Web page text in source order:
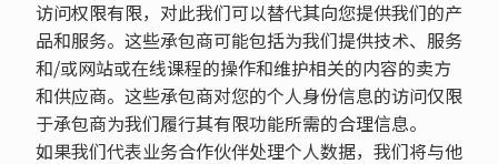
访问权限有限，对此我们可以替代其向您提供我们的产
品和服务。这些承包商可能包括为我们提供技术、服务
和/或网站或在线课程的操作和维护相关的内容的卖方
和供应商。这些承包商对您的个人身份信息的访问仅限
于承包商为我们履行其有限功能所需的合理信息。
如果我们代表业务合作伙伴处理个人数据，我们将与他